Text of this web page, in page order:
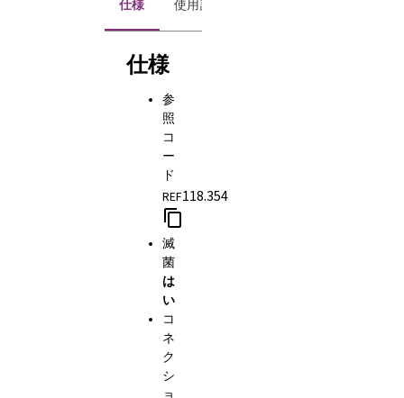
仕様
使用説明書
仕様
参
照
コ
ー
ド
REF118.354
滅
菌
は
い
コ
ネ
ク
シ